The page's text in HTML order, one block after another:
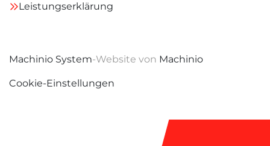
Leistungserklärung
Machinio System-Website von Machinio
Cookie-Einstellungen